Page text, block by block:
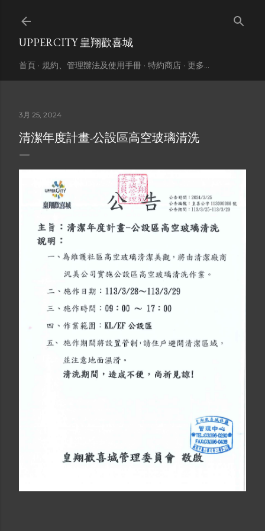
UPPERCITY 皇翔歡喜城
首頁 規約、管理辦法及使用手冊 特約商店 更多…
3月 25, 2024
清潔年度計畫-公設區高空玻璃清洗